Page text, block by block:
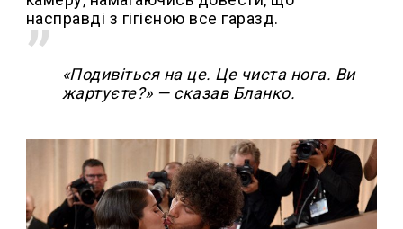
насправді з гігієною все гаразд.
«Подивіться на це. Це чиста нога. Ви
жартуєте?» — сказав Бланко.